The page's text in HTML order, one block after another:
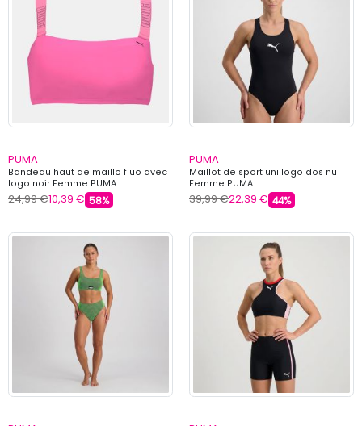
PUMA
Bandeau haut de maillo fluo avec
logo noir Femme PUMA
24,99 €10,39 € 58%
PUMA
Maillot de sport uni logo dos nu
Femme PUMA
39,99 €22,39 € 44%